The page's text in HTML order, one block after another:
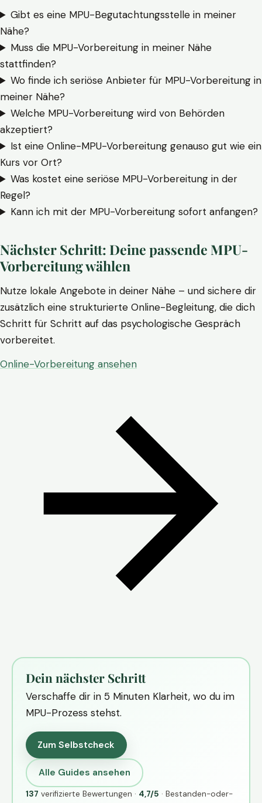
Gibt es eine MPU-Begutachtungsstelle in meiner
Nähe?
Muss die MPU-Vorbereitung in meiner Nähe
stattfinden?
Wo finde ich seriöse Anbieter für MPU-Vorbereitung in
meiner Nähe?
Welche MPU-Vorbereitung wird von Behörden
akzeptiert?
Ist eine Online-MPU-Vorbereitung genauso gut wie ein
Kurs vor Ort?
Was kostet eine seriöse MPU-Vorbereitung in der
Regel?
Kann ich mit der MPU-Vorbereitung sofort anfangen?
Nächster Schritt: Deine passende MPU-
Vorbereitung wählen
Nutze lokale Angebote in deiner Nähe – und sichere dir
zusätzlich eine strukturierte Online-Begleitung, die dich
Schritt für Schritt auf das psychologische Gespräch
vorbereitet.
Online-Vorbereitung ansehen
Dein nächster Schritt
Verschaffe dir in 5 Minuten Klarheit, wo du im
MPU-Prozess stehst.
Zum Selbstcheck
Alle Guides ansehen
137 verifizierte Bewertungen · 4,7/5 · Bestanden-oder-